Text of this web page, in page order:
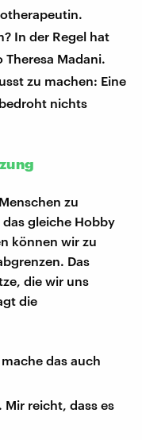
In der Regel hat
Madani.
zu machen: Eine
nichts
zu
gleiche Hobby
können wir zu
Das
die wir uns
die
das auch
Mir reicht, dass es